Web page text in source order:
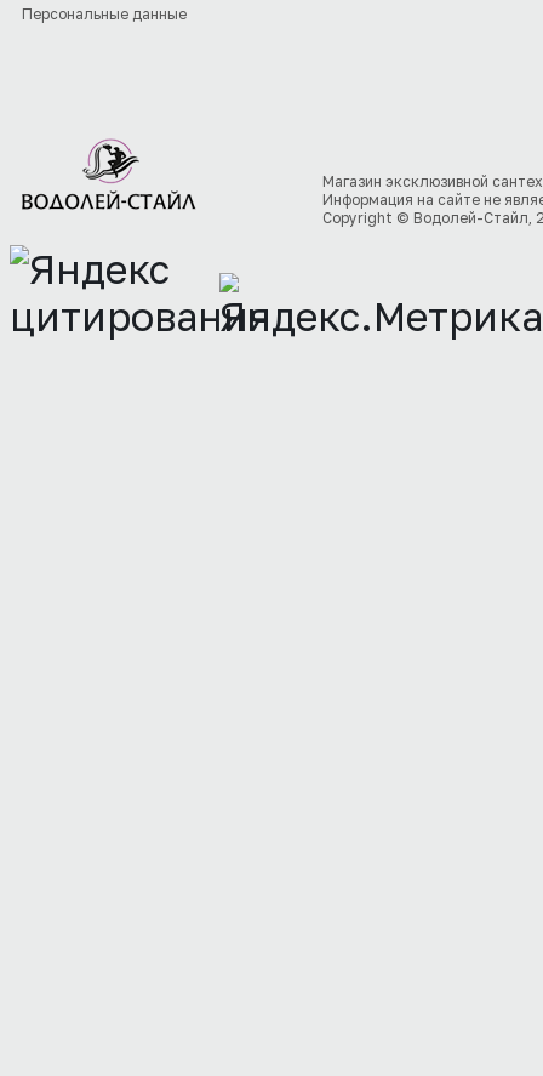
Персональные данные
Магазин эксклюзивной
Информация на сайте не
Copyright © Водолей-Стайл,